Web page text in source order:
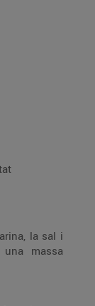
la sal i
massa